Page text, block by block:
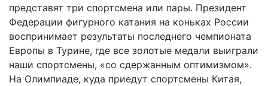
представят три спортсмена или пары. Президент
Федерации фигурного катания на коньках России
воспринимает результаты последнего чемпионата
Европы в Турине, где все золотые медали выиграли
наши спортсмены, «со сдержанным оптимизмом».
На Олимпиаде, куда приедут спортсмены Китая,